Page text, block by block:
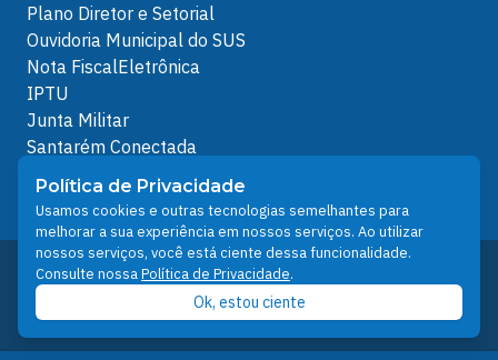
Plano Diretor e Setorial
Ouvidoria Municipal do SUS
Nota FiscalEletrônica
IPTU
Junta Militar
Santarém Conectada
Política de Privacidade
People illustrations by Storyset
Desenvolvido pelo Núcleo Técnico de Gestão de
Tecnologia da Informação - NTI
Prefeitura de Santarém © 2026
Política de Privacidade
Usamos cookies e outras tecnologias semelhantes para
melhorar a sua experiência em nossos serviços. Ao utilizar
nossos serviços, você está ciente dessa funcionalidade.
Consulte nossaPolítica de Privacidade.
Ok, estou ciente